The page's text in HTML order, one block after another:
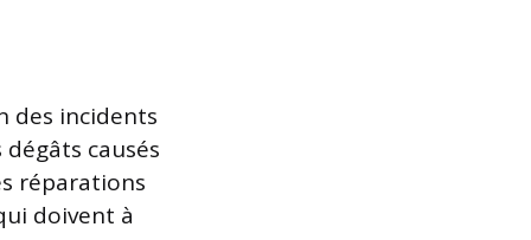
des incidents
causés
réparations
doivent à